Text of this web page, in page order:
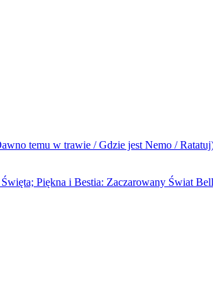
temu w trawie / Gdzie jest Nemo /
Piękna i Bestia: Zaczarowany Świat